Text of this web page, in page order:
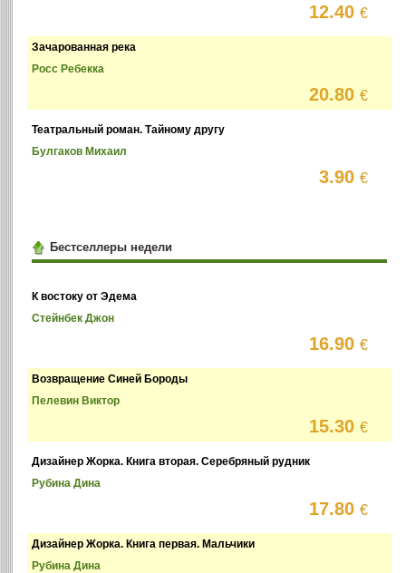
12.40€
Зачарованная река
Росс Ребекка
20.80€
Театральный роман. Тайному другу
Булгаков Михаил
3.90€
Бестселлеры недели
К востоку от Эдема
Стейнбек Джон
16.90€
Возвращение Синей Бороды
Пелевин Виктор
15.30€
Дизайнер Жорка. Книга вторая. Серебряный рудник
Рубина Дина
17.80€
Дизайнер Жорка. Книга первая. Мальчики
Рубина Дина